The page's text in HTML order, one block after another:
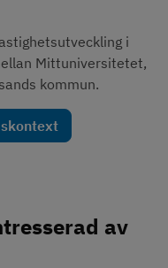
i
Mittuniversitetet,
kommun.
av